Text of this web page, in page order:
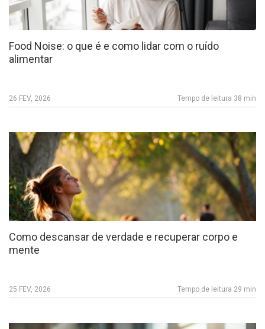
Food Noise: o que é e como lidar com o ruído
alimentar
26 FEV, 2026 Tempo de leitura 38 min
Como descansar de verdade e recuperar corpo e
mente
25 FEV, 2026 Tempo de leitura 29 min